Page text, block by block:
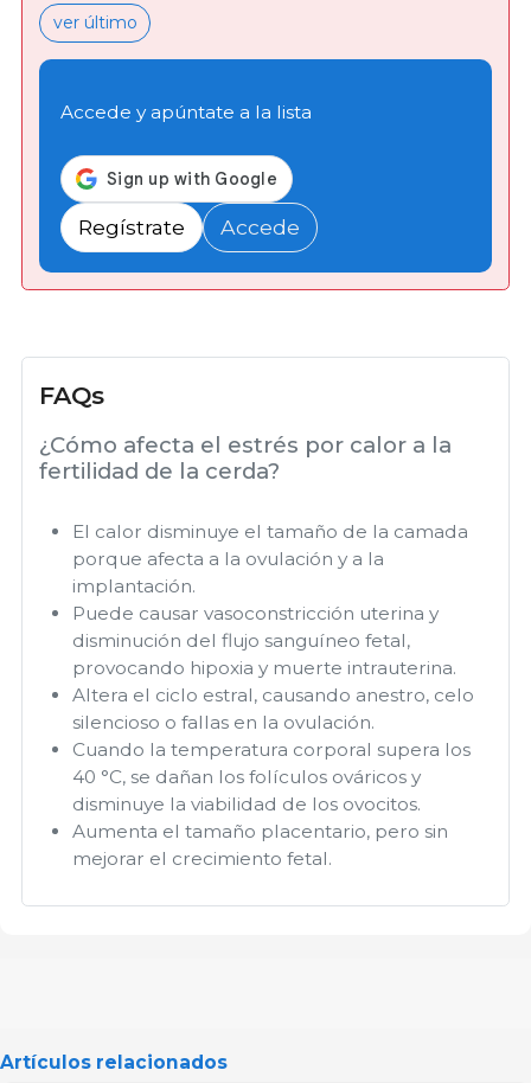
ver último
Accede y apúntate a la lista
Regístrate Accede
FAQs
¿Cómo afecta el estrés por calor a la
fertilidad de la cerda?
El calor disminuye el tamaño de la camada
porque afecta a la ovulación y a la
implantación.
Puede causar vasoconstricción uterina y
disminución del flujo sanguíneo fetal,
provocando hipoxia y muerte intrauterina.
Altera el ciclo estral, causando anestro, celo
silencioso o fallas en la ovulación.
Cuando la temperatura corporal supera los
40 °C, se dañan los folículos ováricos y
disminuye la viabilidad de los ovocitos.
Aumenta el tamaño placentario, pero sin
mejorar el crecimiento fetal.
Artículos relacionados